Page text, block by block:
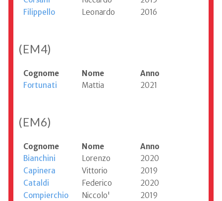
Filippello
Leonardo 2016
(EM4)
Cognome Nome
Anno
Fortunati
Mattia 2021
(EM6)
Cognome Nome
Anno
Bianchini
Lorenzo
2020
Capinera
Vittorio
2019
Cataldi
Federico
2020
Compierchio
Niccolo'
2019